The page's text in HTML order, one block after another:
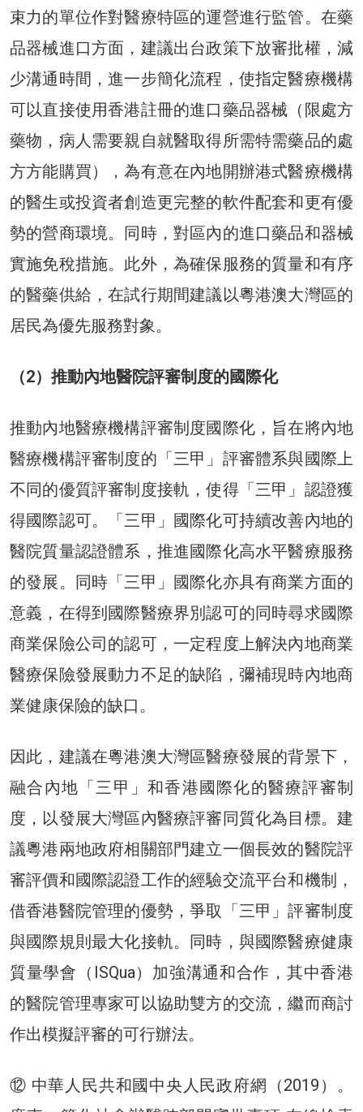
束力的單位作對醫療特區的運營進行監管。在藥
品器械進口方面，建議出台政策下放審批權，減
少溝通時間，進一步簡化流程，使指定醫療機構
可以直接使用香港註冊的進口藥品器械（限處方
藥物，病人需要親自就醫取得所需特需藥品的處
方方能購買），為有意在內地開辦港式醫療機構
的醫生或投資者創造更完整的軟件配套和更有優
勢的營商環境。同時，對區內的進口藥品和器械
實施免稅措施。此外，為確保服務的質量和有序
的醫藥供給，在試行期間建議以粵港澳大灣區的
居民為優先服務對象。
（2）推動內地醫院評審制度的國際化
推動內地醫療機構評審制度國際化，旨在將內地
醫療機構評審制度的「三甲」評審體系與國際上
不同的優質評審制度接軌，使得「三甲」認證獲
得國際認可。「三甲」國際化可持續改善內地的
醫院質量認證體系，推進國際化高水平醫療服務
的發展。同時「三甲」國際化亦具有商業方面的
意義，在得到國際醫療界別認可的同時尋求國際
商業保險公司的認可，一定程度上解決內地商業
醫療保險發展動力不足的缺陷，彌補現時內地商
業健康保險的缺口。
因此，建議在粵港澳大灣區醫療發展的背景下，
融合內地「三甲」和香港國際化的醫療評審制
度，以發展大灣區內醫療評審同質化為目標。建
議粵港兩地政府相關部門建立一個長效的醫院評
審評價和國際認證工作的經驗交流平台和機制，
借香港醫院管理的優勢，爭取「三甲」評審制度
與國際規則最大化接軌。同時，與國際醫療健康
質量學會（ISQua）加強溝通和合作，其中香港
的醫院管理專家可以協助雙方的交流，繼而商討
作出模擬評審的可行辦法。
⑫ 中華人民共和國中央人民政府網（2019）。